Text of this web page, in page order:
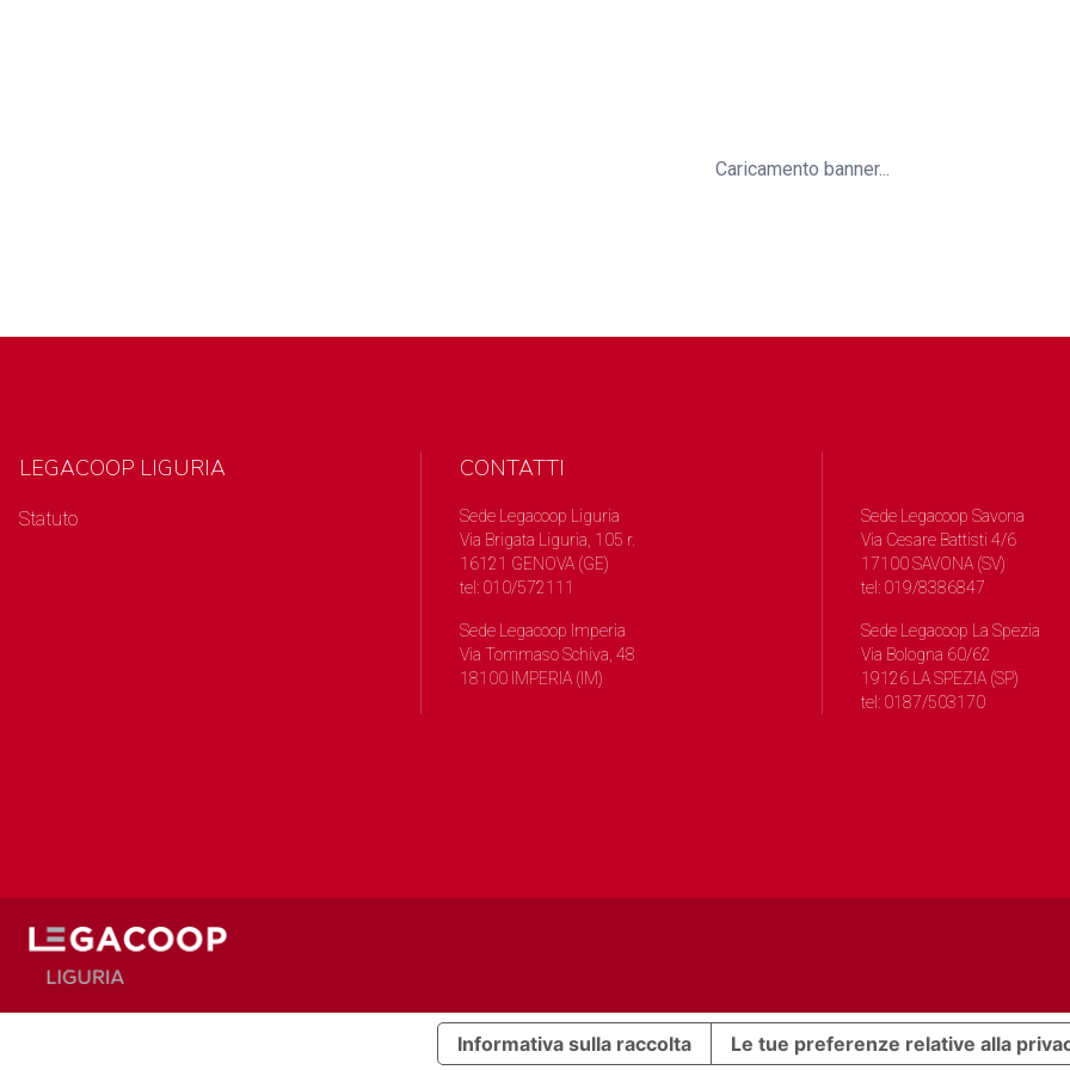
Caricamento banner...
LEGACOOP LIGURIA
Statuto
CONTATTI
Sede Legacoop Liguria
Via Brigata Liguria, 105 r.
16121 GENOVA (GE)
tel: 010/572111
Sede Legacoop Imperia
Via Tommaso Schiva, 48
18100 IMPERIA (IM)
Sede Legacoop Savona
Via Cesare Battisti 4/6
17100 SAVONA (SV)
tel: 019/8386847
Sede Legacoop La Spezia
Via Bologna 60/62
19126 LA SPEZIA (SP)
tel: 0187/503170
Informativa sulla raccolta Le tue preferenze relative alla